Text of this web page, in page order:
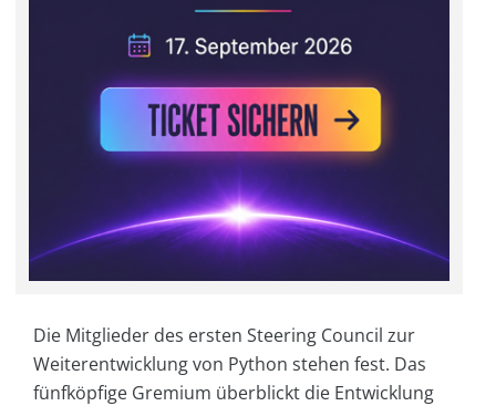
Die Mitglieder des ersten Steering Council zur
Weiterentwicklung von Python stehen fest. Das
fünfköpfige Gremium überblickt die Entwicklung